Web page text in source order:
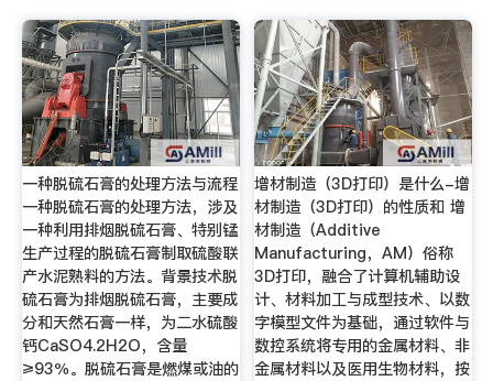
一种脱硫石膏的处理方法与流程
一种脱硫石膏的处理方法，涉及
一种利用排烟脱硫石膏、特别锰
生产过程的脱硫石膏制取硫酸联
产水泥熟料的方法。背景技术脱
硫石膏为排烟脱硫石膏，主要成
分和天然石膏一样，为二水硫酸
钙CaSO4.2H2O，含量
≥93％。脱硫石膏是燃煤或油的
增材制造（3D打印）是什么-增
材制造（3D打印）的性质和 增
材制造（Additive
Manufacturing，AM）俗称
3D打印，融合了计算机辅助设
计、材料加工与成型技术、以数
字模型文件为基础，通过软件与
数控系统将专用的金属材料、非
金属材料以及医用生物材料，按